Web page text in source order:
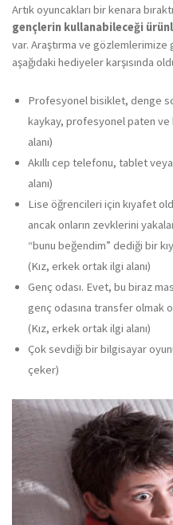
Artık oyuncakları bir kenara
gençlerin kullanabileceği
var. Araştırma ve gözlemlerimize
aşağıdaki hediyeler karşısında
Profesyonel bisiklet, denge
kaykay, profesyonel paten ve
alanı)
Akıllı cep telefonu, tablet
alanı)
Lise öğrencileri için kıyafet
ancak onların zevklerini
“bunu beğendim” dediği bir
(Kız, erkek ortak ilgi alanı)
Genç odası. Evet, bu biraz
genç odasına transfer olmak
(Kız, erkek ortak ilgi alanı)
Çok sevdiği bir bilgisayar
çeker)